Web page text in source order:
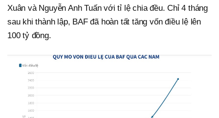
Xuân và Nguyễn Anh Tuấn với tỉ lệ chia đều. Chỉ 4 tháng
sau khi thành lập, BAF đã hoàn tất tăng vốn điều lệ lên
100 tỷ đồng.